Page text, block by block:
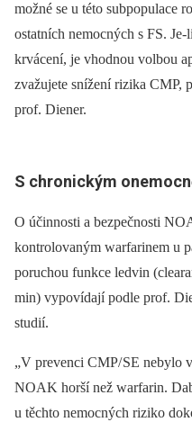
možné se u této subpopulace
ostatních nemocných s FS.
krvácení, je vhodnou volbou
zvažujete snížení rizika CMP,
prof. Diener.
S chronickým
O účinnosti a bezpečnosti
kontrolovaným warfarinem u
poruchou funkce ledvin
min) vypovídají podle prof.
studií.
„V prevenci CMP/ SE nebylo
NOAK horší než warfarin.
u těchto nemocných riziko